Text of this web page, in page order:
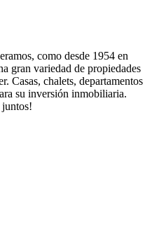
como desde 1954 en
gran variedad de propiedades
Casas, chalets, departamentos
su inversión inmobiliaria.
juntos!